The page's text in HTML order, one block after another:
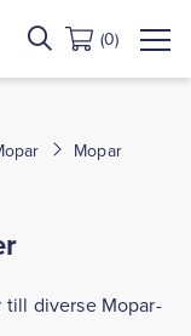
(0)
Mopar
till diverse Mopar-